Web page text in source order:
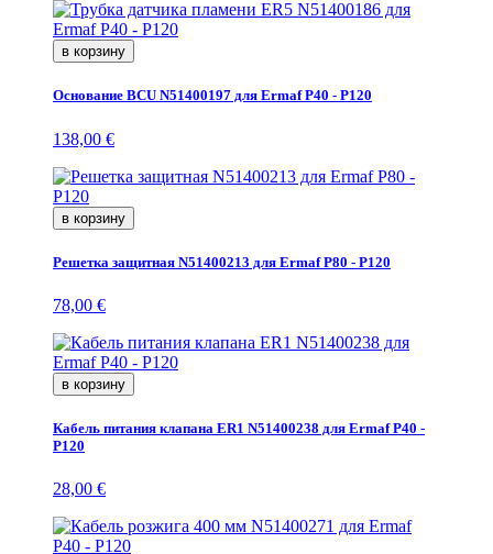
в корзину
Основание BCU N51400197 для Ermaf P40 - P120
138,00 €
в корзину
Решетка защитная N51400213 для Ermaf P80 - P120
78,00 €
в корзину
Кабель питания клапана ER1 N51400238 для Ermaf P40 -
P120
28,00 €